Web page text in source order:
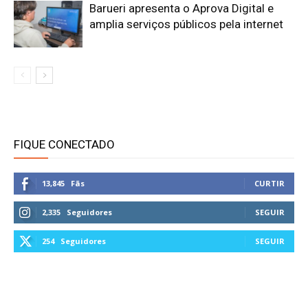
Barueri apresenta o Aprova Digital e
amplia serviços públicos pela internet
FIQUE CONECTADO
13,845 Fãs CURTIR
2,335 Seguidores SEGUIR
254 Seguidores SEGUIR